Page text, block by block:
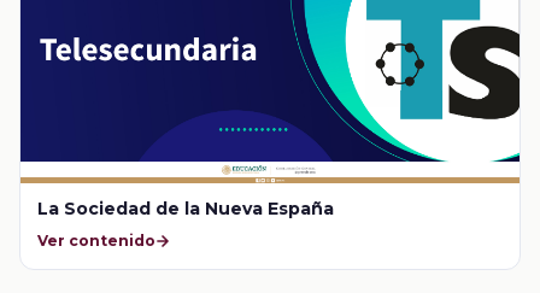
La Sociedad de la Nueva España
Ver contenido